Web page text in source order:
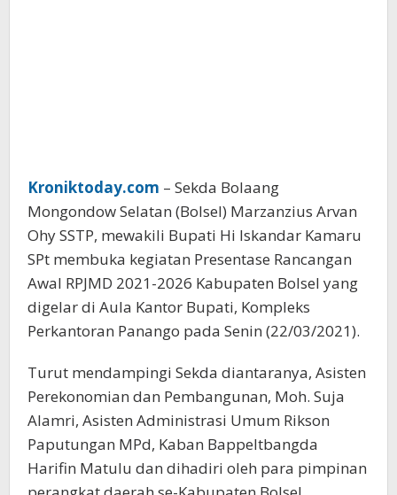
Kroniktoday.com – Sekda Bolaang
Mongondow Selatan (Bolsel) Marzanzius Arvan
Ohy SSTP, mewakili Bupati Hi Iskandar Kamaru
SPt membuka kegiatan Presentase Rancangan
Awal RPJMD 2021-2026 Kabupaten Bolsel yang
digelar di Aula Kantor Bupati, Kompleks
Perkantoran Panango pada Senin (22/03/2021).
Turut mendampingi Sekda diantaranya, Asisten
Perekonomian dan Pembangunan, Moh. Suja
Alamri, Asisten Administrasi Umum Rikson
Paputungan MPd, Kaban Bappeltbangda
Harifin Matulu dan dihadiri oleh para pimpinan